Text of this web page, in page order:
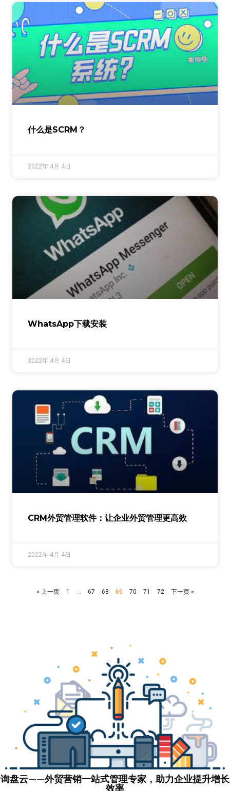
什么是SCRM？
2022年 4月 4日
WhatsApp下载安装
2022年 4月 4日
CRM外贸管理软件：让企业外贸管理更高效
2022年 4月 4日
« 上一页 1 … 67 68 69 70 71 72 下一页 »
询盘云——外贸营销一站式管理专家，助力企业提升增长
效率